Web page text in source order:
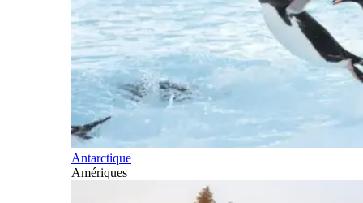
Antarctique
Amériques